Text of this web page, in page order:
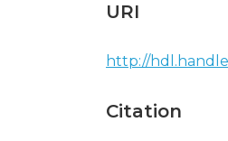
URI
http://
Citation